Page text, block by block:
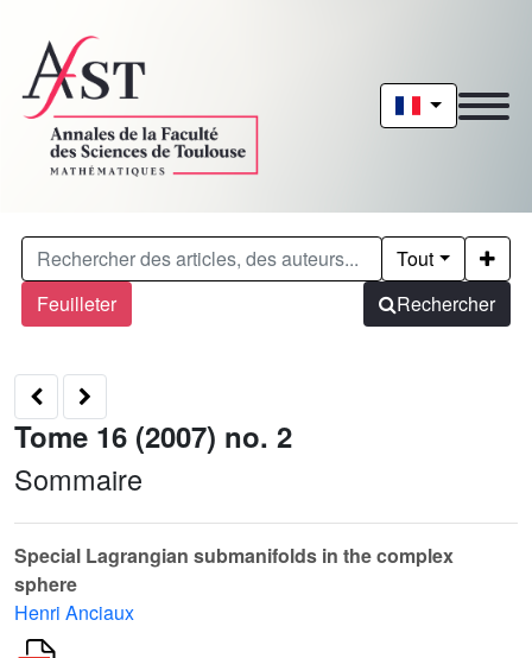
Feuilleter
Tout
Rechercher
Tome 16 (2007) no. 2
Sommaire
Special Lagrangian submanifolds in the complex
sphere
Henri Anciaux